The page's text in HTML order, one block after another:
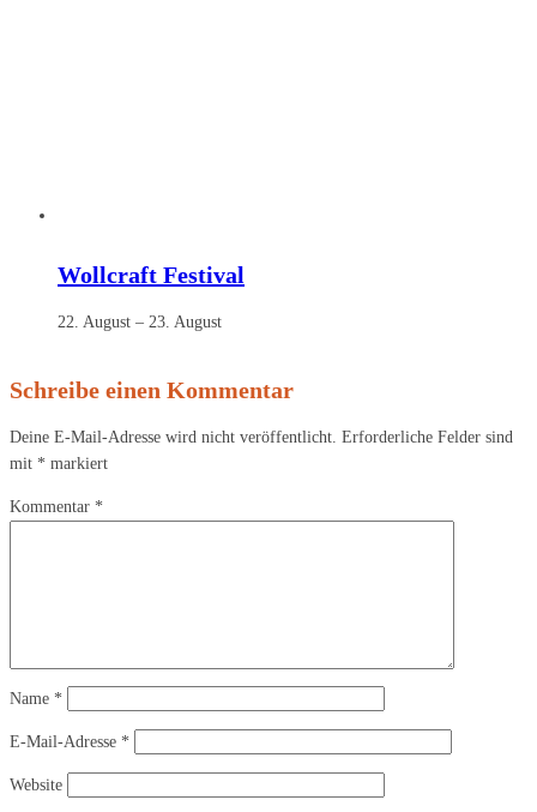
Wollcraft Festival
22. August – 23. August
Schreibe einen Kommentar
Deine E-Mail-Adresse wird nicht veröffentlicht. Erforderliche Felder sind
mit * markiert
Kommentar *
Name *
E-Mail-Adresse *
Website